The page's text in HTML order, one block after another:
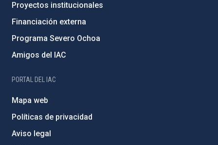
Proyectos institucionales
Financiación externa
Programa Severo Ochoa
Amigos del IAC
PORTAL DEL IAC
Mapa web
Políticas de privacidad
Aviso legal